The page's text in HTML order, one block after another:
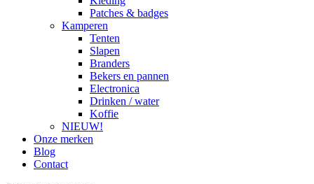
Patches & badges
Kamperen
Tenten
Slapen
Branders
Bekers en pannen
Electronica
Drinken / water
Koffie
NIEUW!
Onze merken
Blog
Contact